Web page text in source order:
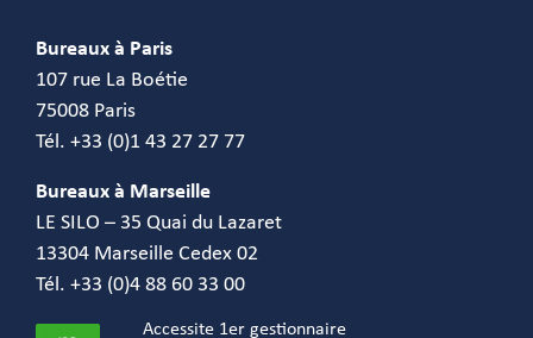
Bureaux à Paris
107 rue La Boétie
75008 Paris
Tél. +33 (0)1 43 27 27 77
Bureaux à Marseille
LE SILO – 35 Quai du Lazaret
13304 Marseille Cedex 02
Tél. +33 (0)4 88 60 33 00
Accessite 1er gestionnaire